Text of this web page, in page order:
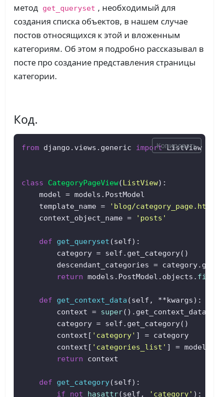
метод get_queryset , необходимый для
создания списка объектов, в нашем случае
постов относящихся к этой и вложенным
категориям. Об этом я подробно рассказывал в
посте про создание представления страницы
категории.
Код.
from django.views.generic import ListView
class CategoryPageView(ListView):
    model = models.PostModel
    template_name =
'blog/category_page.html'
    context_object_name =
'posts'
def get_queryset (self):
        category = self.get_category()
descendant_categories =
return models.PostModel.objects.
def get_context_data (self, **kwargs):
        context =
super
        category = self.get_category()
        context[
'category' ] = category
        context[
'categories_list' ] =
return context
def get_category(self):
if
not hasattr(self, 'category' ):
Копировать